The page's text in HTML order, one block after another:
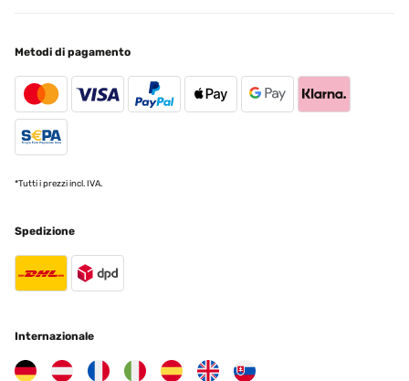
Metodi di pagamento
*Tutti i prezzi incl. IVA.
Spedizione
Internazionale